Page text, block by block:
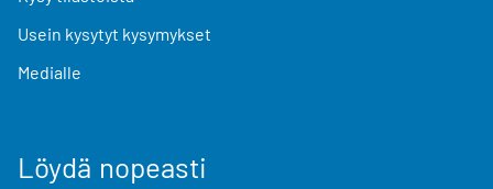
Usein kysytyt kysymykset
Medialle
Löydä nopeasti